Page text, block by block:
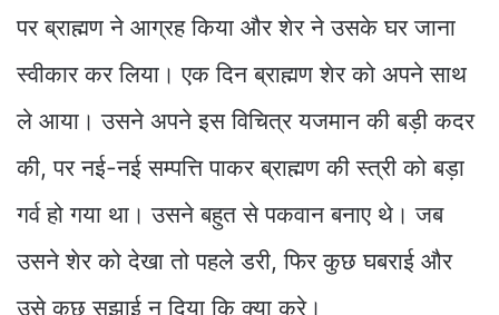
पर ब्राह्मण ने आग्रह किया और शेर ने उसके घर जाना
स्वीकार कर लिया। एक दिन ब्राह्मण शेर को अपने साथ
ले आया। उसने अपने इस विचित्र यजमान की बड़ी कदर
की, पर नई-नई सम्पत्ति पाकर ब्राह्मण की स्त्री को बड़ा
गर्व हो गया था। उसने बहुत से पकवान बनाए थे। जब
उसने शेर को देखा तो पहले डरी, फिर कुछ घबराई और
उसे कुछ सुझाई न दिया कि क्या करे।